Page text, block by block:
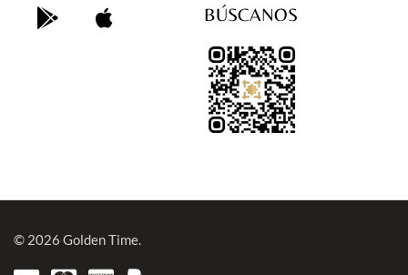
BÚSCANOS
© 2026 Golden Time.